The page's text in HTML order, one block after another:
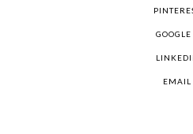
GOOGLE
EMAIL